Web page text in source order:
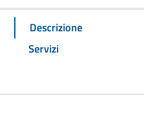
Descrizione
Servizi